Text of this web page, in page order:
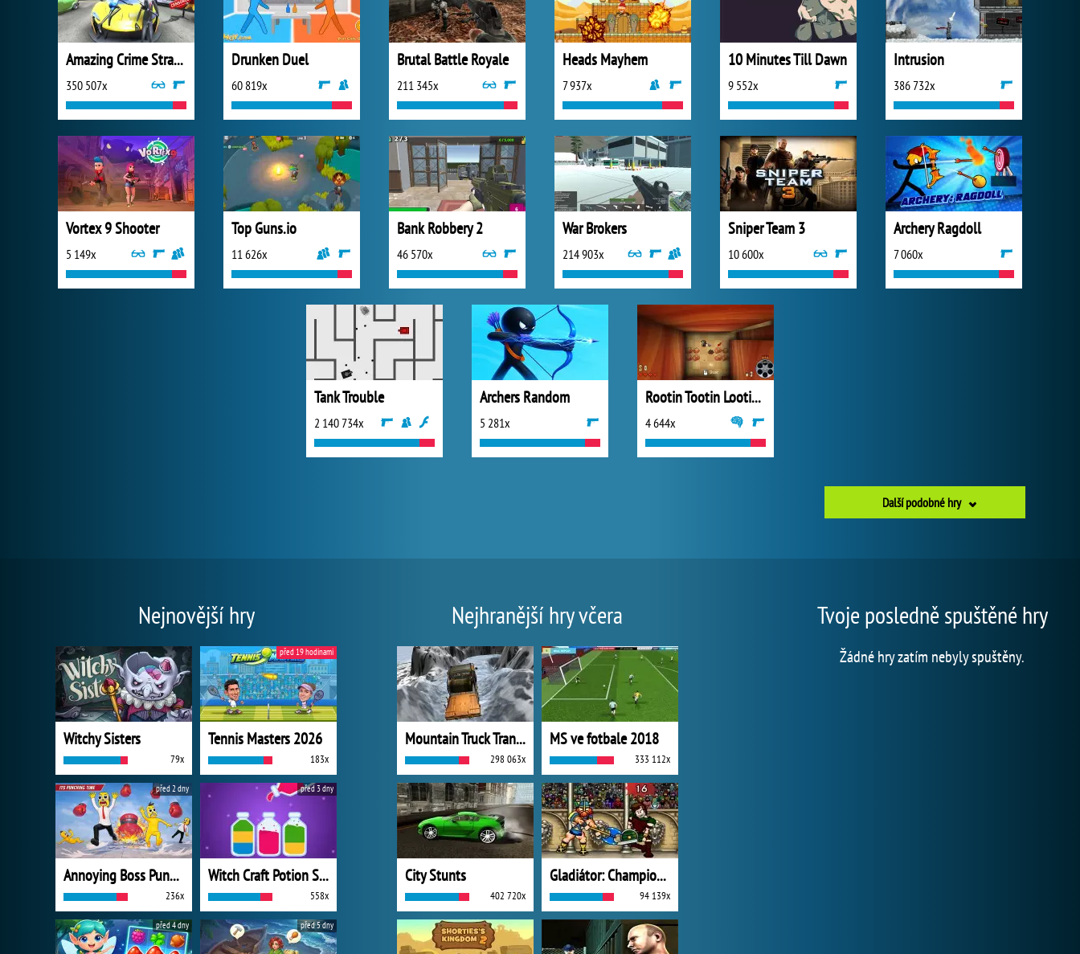
Amazing Crime Strange Stickman
350 507x
Drunken Duel
60 819x
Brutal Battle Royale
211 345x
Heads Mayhem
7 937x
10 Minutes Till Dawn
9 552x
Intrusion
386 732x
Vortex 9 Shooter
5 149x
Top Guns.io
11 626x
Bank Robbery 2
46 570x
War Brokers
214 903x
Sniper Team 3
10 600x
Archery Ragdoll
7 060x
Tank Trouble
2 140 734x
Archers Random
5 281x
Rootin Tootin Lootin and Shootin
4 644x
Další podobné hry
Nejnovější hry
Witchy Sisters
79x
Tennis Masters 2026
183x
před 19 hodinami
Annoying Boss Punch Game
236x
před 2 dny
Witch Craft Potion Sort
558x
před 3 dny
před 4 dny před 5 dny
Nejhranější hry včera
Mountain Truck Transport
298 063x
MS ve fotbale 2018
333 112x
City Stunts
402 720x
Gladiátor: Champions Sprint
94 139x
Tvoje posledně spuštěné hry
Žádné hry zatím nebyly spuštěny.